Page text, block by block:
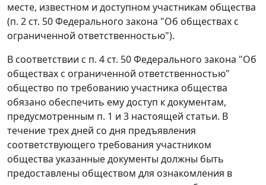
месте, известном и доступном участникам общества
(п. 2 ст. 50 Федерального закона "Об обществах с
ограниченной ответственностью").
В соответствии с п. 4 ст. 50 Федерального закона "Об
обществах с ограниченной ответственностью"
общество по требованию участника общества
обязано обеспечить ему доступ к документам,
предусмотренным п. 1 и 3 настоящей статьи. В
течение трех дней со дня предъявления
соответствующего требования участником
общества указанные документы должны быть
предоставлены обществом для ознакомления в